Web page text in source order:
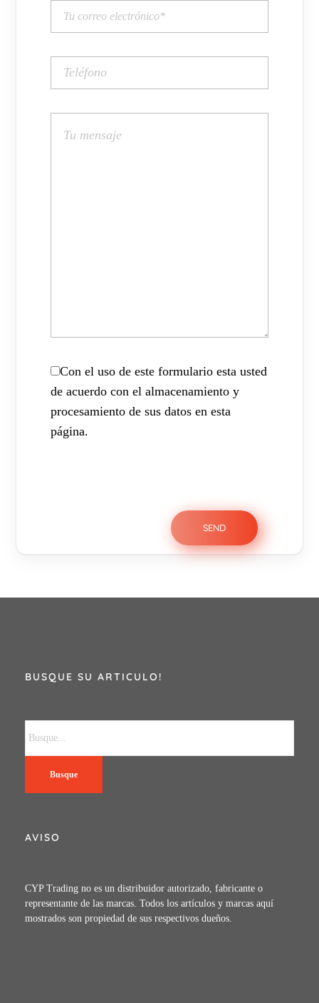
Con el uso de este formulario esta usted
de acuerdo con el almacenamiento y
procesamiento de sus datos en esta
página.
BUSQUE SU ARTICULO!
Busque
AVISO
CYP Trading no es un distribuidor autorizado, fabricante o
representante de las marcas. Todos los artículos y marcas aquí
mostrados son propiedad de sus respectivos dueños.